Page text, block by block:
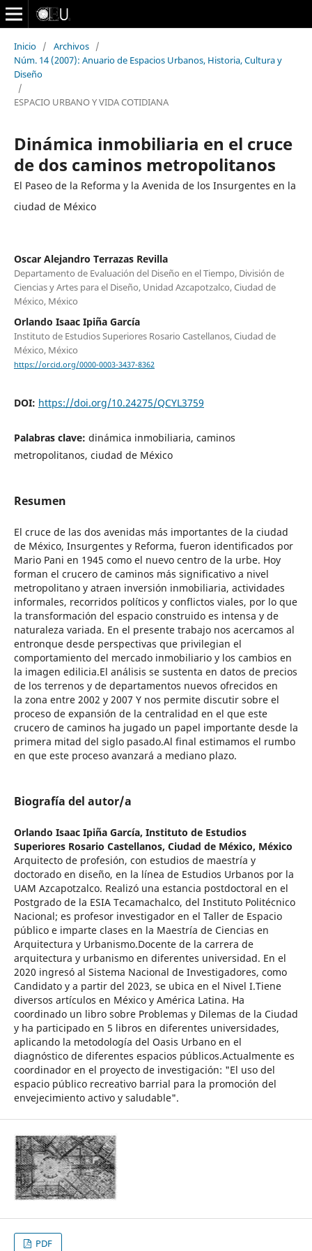
Inicio / Archivos /
Núm. 14 (2007): Anuario de Espacios Urbanos, Historia, Cultura y
Diseño
/
ESPACIO URBANO Y VIDA COTIDIANA
Dinámica inmobiliaria en el cruce
de dos caminos metropolitanos
El Paseo de la Reforma y la Avenida de los Insurgentes en la
ciudad de México
Oscar Alejandro Terrazas Revilla
Departamento de Evaluación del Diseño en el Tiempo, División de
Ciencias y Artes para el Diseño, Unidad Azcapotzalco, Ciudad de
México, México
Orlando Isaac Ipiña García
Instituto de Estudios Superiores Rosario Castellanos, Ciudad de
México, México
https://orcid.org/0000-0003-3437-8362
DOI: https://doi.org/10.24275/QCYL3759
Palabras clave: dinámica inmobiliaria, caminos
metropolitanos, ciudad de México
Resumen
El cruce de las dos avenidas más importantes de la ciudad
de México, Insurgentes y Reforma, fueron identificados por
Mario Pani en 1945 como el nuevo centro de la urbe. Hoy
forman el crucero de caminos más significativo a nivel
metropolitano y atraen inversión inmobiliaria, actividades
informales, recorridos políticos y conflictos viales, por lo que
la transformación del espacio construido es intensa y de
naturaleza variada. En el presente trabajo nos acercamos al
entronque desde perspectivas que privilegian el
comportamiento del mercado inmobiliario y los cambios en
la imagen edilicia.El análisis se sustenta en datos de precios
de los terrenos y de departamentos nuevos ofrecidos en
la zona entre 2002 y 2007 Y nos permite discutir sobre el
proceso de expansión de la centralidad en el que este
crucero de caminos ha jugado un papel importante desde la
primera mitad del siglo pasado.Al final estimamos el rumbo
en que este proceso avanzará a mediano plazo.
Biografía del autor/a
Orlando Isaac Ipiña García, Instituto de Estudios
Superiores Rosario Castellanos, Ciudad de México, México
Arquitecto de profesión, con estudios de maestría y
doctorado en diseño, en la línea de Estudios Urbanos por la
UAM Azcapotzalco. Realizó una estancia postdoctoral en el
Postgrado de la ESIA Tecamachalco, del Instituto Politécnico
Nacional; es profesor investigador en el Taller de Espacio
público e imparte clases en la Maestría de Ciencias en
Arquitectura y Urbanismo.Docente de la carrera de
arquitectura y urbanismo en diferentes universidad. En el
2020 ingresó al Sistema Nacional de Investigadores, como
Candidato y a partir del 2023, se ubica en el Nivel I.Tiene
diversos artículos en México y América Latina. Ha
coordinado un libro sobre Problemas y Dilemas de la Ciudad
y ha participado en 5 libros en diferentes universidades,
aplicando la metodología del Oasis Urbano en el
diagnóstico de diferentes espacios públicos.Actualmente es
coordinador en el proyecto de investigación: "El uso del
espacio público recreativo barrial para la promoción del
envejecimiento activo y saludable".
PDF